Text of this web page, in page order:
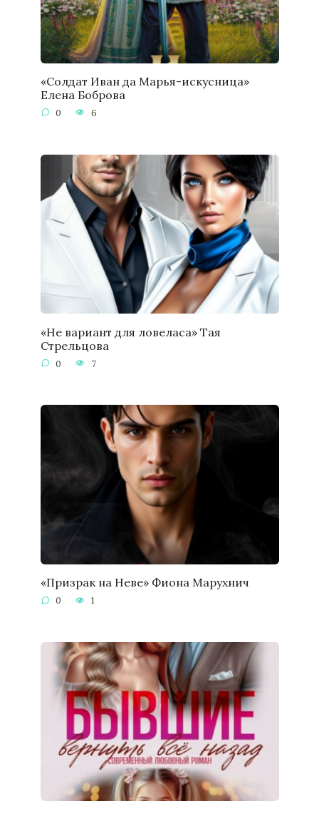
«Солдат Иван да Марья-искусница»
Елена Боброва
0 6
«Не вариант для ловеласа» Тая
Стрельцова
0 7
«Призрак на Неве» Фиона Марухнич
0 1